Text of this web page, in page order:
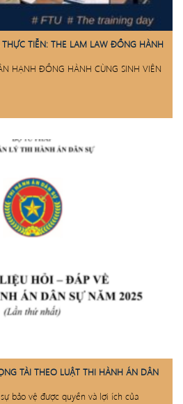
TIỄN: THE LAM LAW ĐỒNG HÀNH
HẠNH ĐỒNG HÀNH CÙNG SINH VIÊN
TÀI THEO LUẬT THI HÀNH ÁN DÂN
bảo vệ được quyền và lợi ích của